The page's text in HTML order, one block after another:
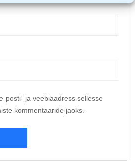
posti- ja veebiaadress sellesse
kommentaaride jaoks.